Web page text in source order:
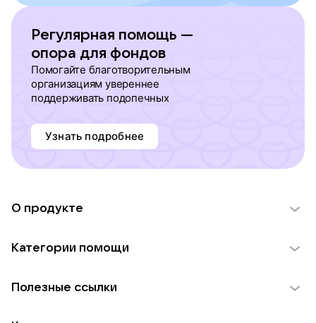
Регулярная помощь —
опора для фондов
Помогайте благотворительным
организациям увереннее
поддерживать подопечных
Узнать подробнее
О продукте
Использование материалов
Категории помощи
Полезные ссылки